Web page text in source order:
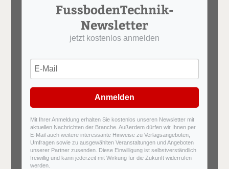
FussbodenTechnik-
Newsletter
jetzt kostenlos anmelden
Anmelden
Mit Ihrer Anmeldung erhalten Sie kostenlos unseren Newsletter mit
aktuellen Nachrichten der Branche. Außerdem dürfen wir Ihnen per
E-Mail auch weitere interessante Hinweise zu Verlagsangeboten,
Umfragen sowie zu ausgewählten Veranstaltungen und Angeboten
unserer Partner zusenden. Diese Einwilligung ist selbstverständlich
freiwillig und kann jederzeit mit Wirkung für die Zukunft widerrufen
werden.